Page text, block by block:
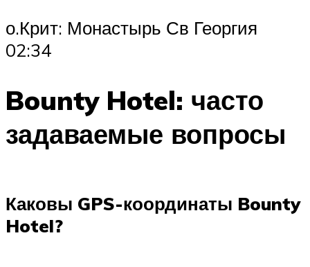
о.Крит: Монастырь Св Георгия
02:34
Bounty Hotel: часто
задаваемые вопросы
Каковы GPS-координаты Bounty
Hotel?